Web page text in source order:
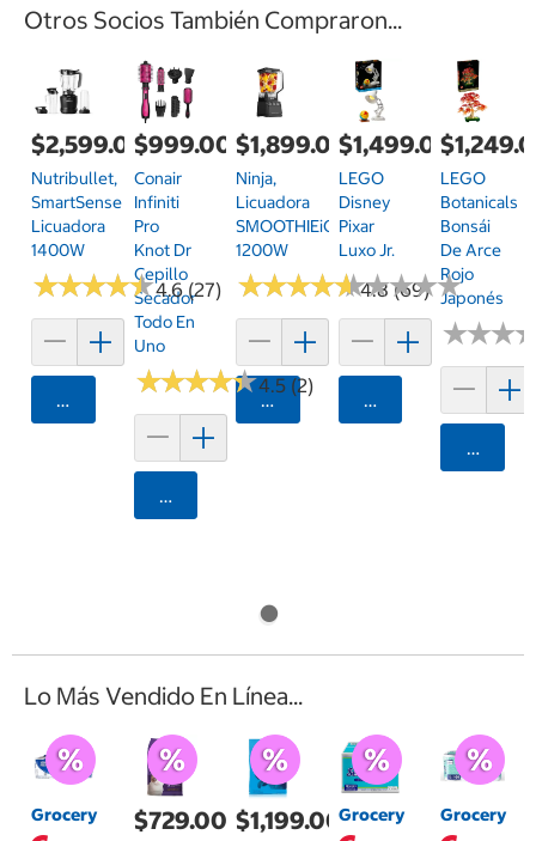
Otros Socios También Compraron...
$2,599.00
Nutribullet,
SmartSense
Licuadora
1400W
★★★★★
★★★★★4.6 (27)
Agregar
$999.00
Conair
Infiniti
Pro
Knot Dr
Cepillo
Secador
Todo En
Uno
★★★★★
★★★★★4.5 (2)
Agregar
$1,899.00
Ninja,
Licuadora
SMOOTHIEiQ
1200W
★★★★★
★★★★★4.8 (69)
Agregar
$1,499.00
LEGO
Disney
Pixar
Luxo Jr.
★★★★★
★★★★★
Agregar
LEGO
Botanicals
Bonsái
De Arce
Rojo
Japonés
★★★
★★★
Lo Más Vendido En Línea...
Grocery $729.00 $1,199.00Grocery Grocery